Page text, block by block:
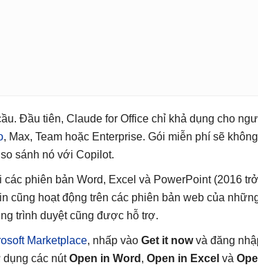
Đầu tiên, Claude for Office chỉ khả dụng cho
, Max, Team hoặc Enterprise. Gói miễn phí sẽ
sánh nó với Copilot.
phiên bản Word, Excel và PowerPoint (2016
cũng hoạt động trên các phiên bản web của
trình duyệt cũng được hỗ trợ.
Marketplace, nhấp vào Get it nowvà đăng
dụng các nútOpen in Word , Open in Excel và